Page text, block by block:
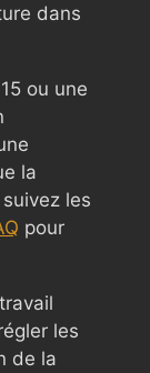
dans
ou une
la
les
pour
les
de la